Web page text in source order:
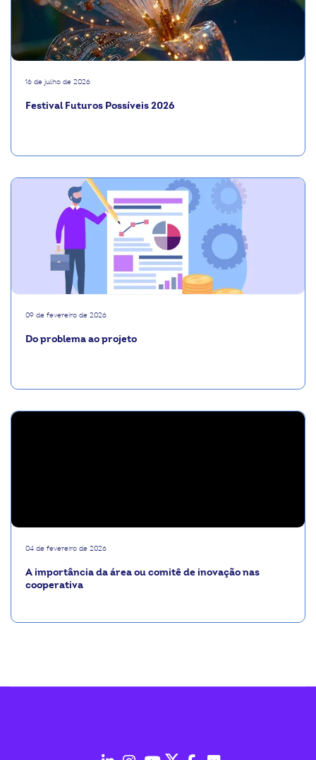
16 de julho de 2026
Festival Futuros Possíveis 2026
09 de fevereiro de 2026
Do problema ao projeto
04 de fevereiro de 2026
A importância da área ou comitê de inovação nas
cooperativa